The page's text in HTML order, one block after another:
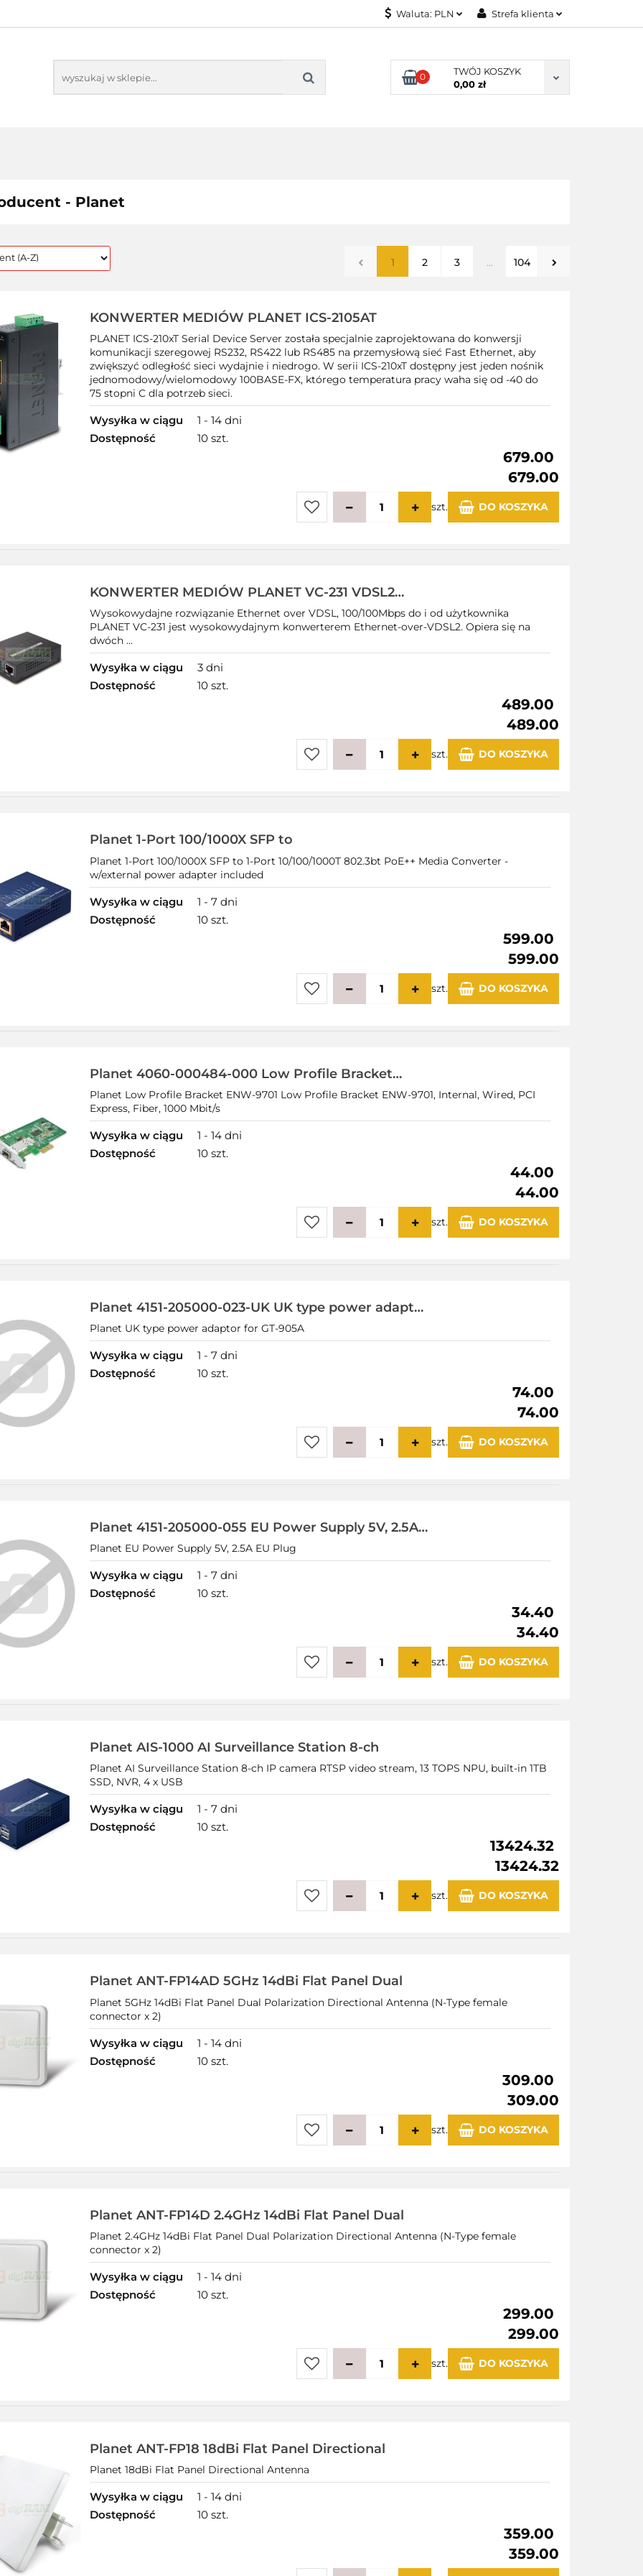
Waluta: PLN
USD
EUR
Strefa klienta
Zarejestruj się
Dodaj zgłoszenie
0
TWÓJ KOSZYK
0,00 zł
- Planet
1 2 3 ... 104
KONWERTER MEDIÓW PLANET ICS-2105AT
PLANET ICS-210xT Serial Device Server została specjalnie zaprojektowana do konwersji
komunikacji szeregowej RS232, RS422 lub RS485 na przemysłową sieć Fast Ethernet, aby
zwiększyć odległość sieci wydajnie i niedrogo. W serii ICS-210xT dostępny jest jeden nośnik
jednomodowy/wielomodowy 100BASE-FX, którego temperatura pracy waha się od -40 do
75 stopni C dla potrzeb sieci.
Wysyłka w ciągu
1 - 14 dni
Dostępność
10 szt.
679.00
679.00
szt. DO KOSZYKA
KONWERTER MEDIÓW PLANET VC-231 VDSL2
100MB/S 1X RJ45 1X VDSL2/RJ11 wersja DEMO
Gwarancja 24 m-ce
Wysokowydajne rozwiązanie Ethernet over VDSL, 100/100Mbps do i od użytkownika
PLANET VC-231 jest wysokowydajnym konwerterem Ethernet-over-VDSL2. Opiera się na
dwóch ...
Wysyłka w ciągu
3 dni
Dostępność
10 szt.
489.00
489.00
szt. DO KOSZYKA
Planet 1-Port 100/1000X SFP to
Planet 1-Port 100/1000X SFP to 1-Port 10/100/1000T 802.3bt PoE++ Media Converter -
w/external power adapter included
Wysyłka w ciągu
1 - 7 dni
Dostępność
10 szt.
599.00
599.00
szt. DO KOSZYKA
Planet 4060-000484-000 Low Profile Bracket
ENW-9701
Planet Low Profile Bracket ENW-9701 Low Profile Bracket ENW-9701, Internal, Wired, PCI
Express, Fiber, 1000 Mbit/s
Wysyłka w ciągu
1 - 14 dni
Dostępność
10 szt.
44.00
44.00
szt. DO KOSZYKA
Planet 4151-205000-023-UK UK type power adaptor
for
Planet UK type power adaptor for GT-905A
Wysyłka w ciągu
1 - 7 dni
Dostępność
10 szt.
74.00
74.00
szt. DO KOSZYKA
Planet 4151-205000-055 EU Power Supply 5V, 2.5A
EU
Planet EU Power Supply 5V, 2.5A EU Plug
Wysyłka w ciągu
1 - 7 dni
Dostępność
10 szt.
34.40
34.40
szt. DO KOSZYKA
Planet AIS-1000 AI Surveillance Station 8-ch
Planet AI Surveillance Station 8-ch IP camera RTSP video stream, 13 TOPS NPU, built-in 1TB
SSD, NVR, 4 x USB
Wysyłka w ciągu
1 - 7 dni
Dostępność
10 szt.
13424.32
13424.32
szt. DO KOSZYKA
Planet ANT-FP14AD 5GHz 14dBi Flat Panel Dual
Planet 5GHz 14dBi Flat Panel Dual Polarization Directional Antenna (N-Type female
connector x 2)
Wysyłka w ciągu
1 - 14 dni
Dostępność
10 szt.
309.00
309.00
szt. DO KOSZYKA
Planet ANT-FP14D 2.4GHz 14dBi Flat Panel Dual
Planet 2.4GHz 14dBi Flat Panel Dual Polarization Directional Antenna (N-Type female
connector x 2)
Wysyłka w ciągu
1 - 14 dni
Dostępność
10 szt.
299.00
299.00
szt. DO KOSZYKA
Planet ANT-FP18 18dBi Flat Panel Directional
Planet 18dBi Flat Panel Directional Antenna
Wysyłka w ciągu
1 - 14 dni
Dostępność
10 szt.
359.00
359.00